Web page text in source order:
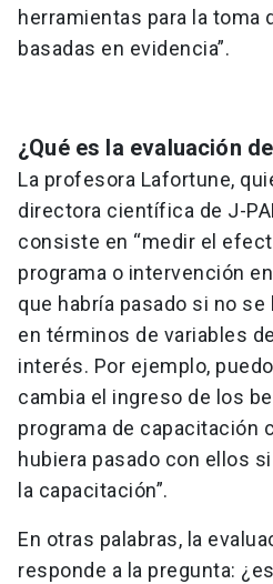
herramientas para la toma
basadas en evidencia”.
¿Qué es la evaluación
La profesora Lafortune,
directora científica de J-
consiste en “medir el
programa o intervención
que habría pasado si no
en términos de variables
interés. Por ejemplo,
cambia el ingreso de los
programa de capacitación
hubiera pasado con ellos
la capacitación”.
En otras palabras, la
responde a la pregunta: